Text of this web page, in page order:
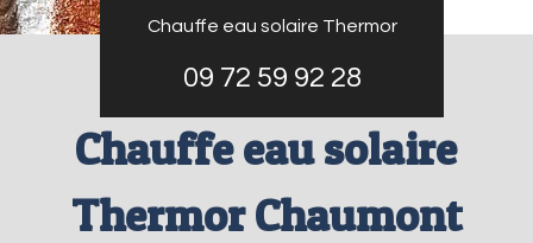
Chauffe eau solaire Thermor
09 72 59 92 28
Chauffe eau solaire
Thermor Chaumont